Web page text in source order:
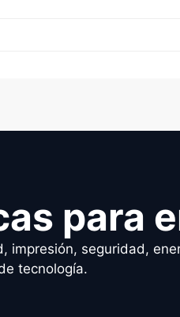
para
impresión, seguridad,
tecnología.